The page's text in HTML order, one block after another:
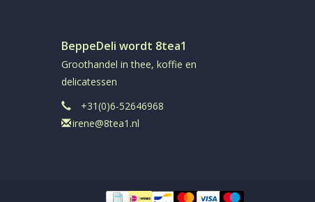
BeppeDeli wordt 8tea1
Groothandel in thee, koffie en
delicatessen
+31(0)6-52646968
irene@8tea1.nl